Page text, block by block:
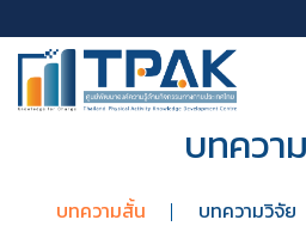
บทควา
บทความสั้น บทความวิจัย